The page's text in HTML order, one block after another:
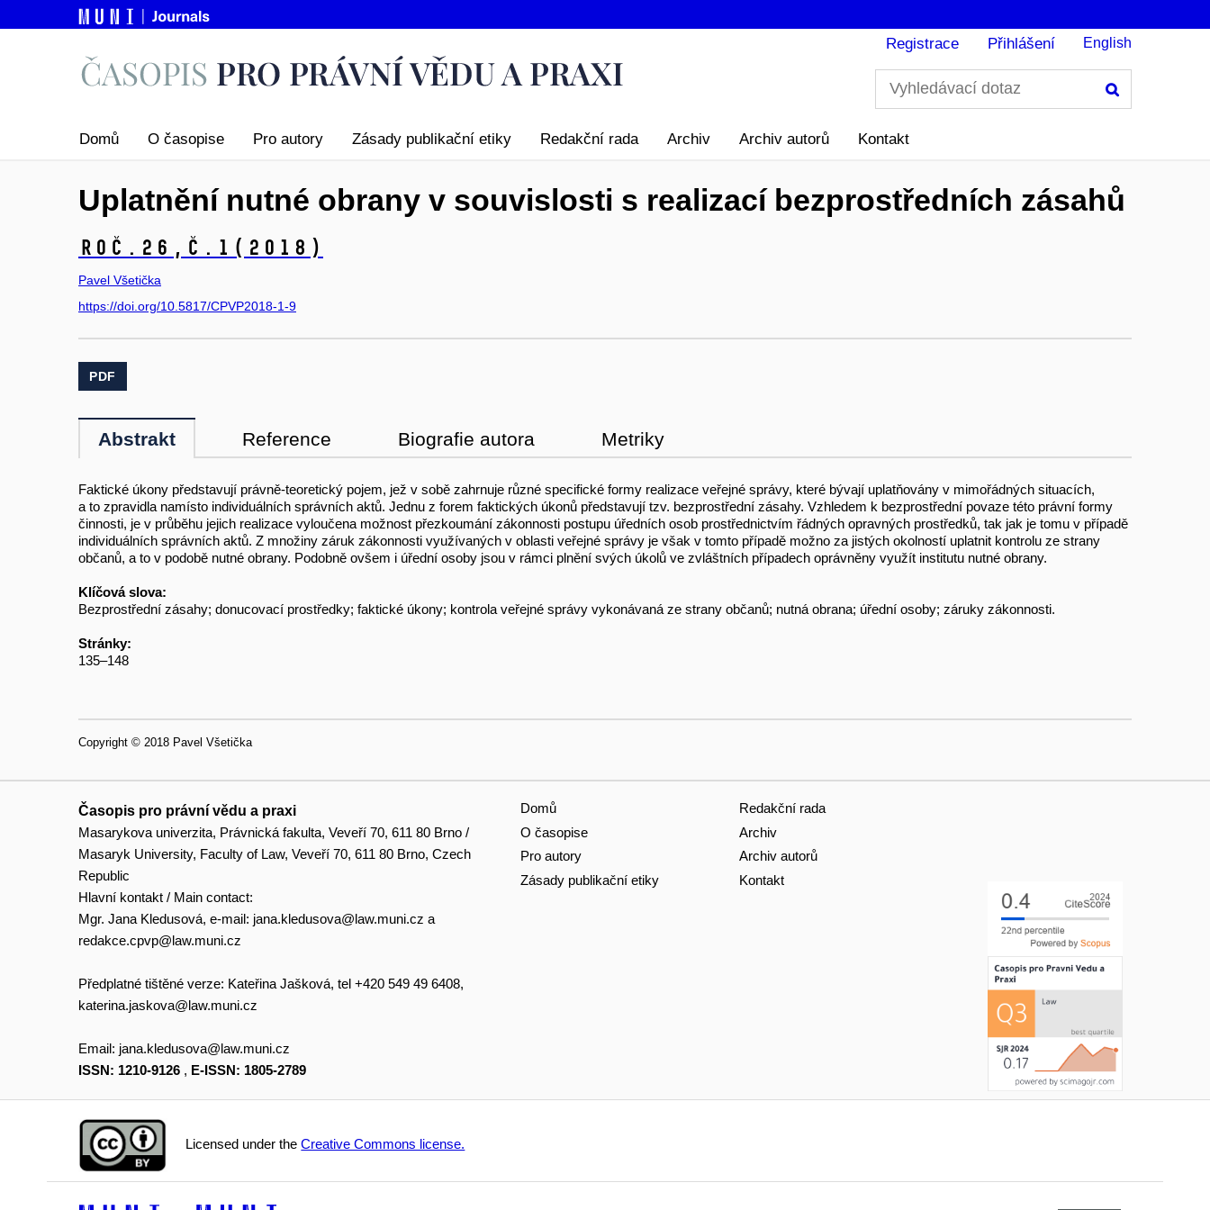
Registrace Přihlášení English
Domů O časopise Pro autory Zásady publikační etiky Redakční rada Archiv Archiv autorů Kontakt
Uplatnění nutné obrany v souvislosti s realizací bezprostředních zásahů
Roč.26, č.1 (2018)
Pavel Všetička
https://doi.org/10.5817/CPVP2018-1-9
PDF
Abstrakt Reference Biografie autora Metriky
Faktické úkony představují právně-teoretický pojem, jež v sobě zahrnuje různé specifické formy realizace veřejné správy, které bývají uplatňovány v mimořádných situacích,
a to zpravidla namísto individuálních správních aktů. Jednu z forem faktických úkonů představují tzv. bezprostřední zásahy. Vzhledem k bezprostřední povaze této právní formy
činnosti, je v průběhu jejich realizace vyloučena možnost přezkoumání zákonnosti postupu úředních osob prostřednictvím řádných opravných prostředků, tak jak je tomu v případě
individuálních správních aktů. Z množiny záruk zákonnosti využívaných v oblasti veřejné správy je však v tomto případě možno za jistých okolností uplatnit kontrolu ze strany
občanů, a to v podobě nutné obrany. Podobně ovšem i úřední osoby jsou v rámci plnění svých úkolů ve zvláštních případech oprávněny využít institutu nutné obrany.
Klíčová slova:
Bezprostřední zásahy; donucovací prostředky; faktické úkony; kontrola veřejné správy vykonávaná ze strany občanů; nutná obrana; úřední osoby; záruky zákonnosti.
Stránky:
135–148
Copyright © 2018 Pavel Všetička
Časopis pro právní vědu a praxi
Masarykova univerzita, Právnická fakulta, Veveří 70, 611 80 Brno /
Masaryk University, Faculty of Law, Veveří 70, 611 80 Brno, Czech
Republic
Hlavní kontakt / Main contact:
Mgr. Jana Kledusová, e-mail: jana.kledusova@law.muni.cz a
redakce.cpvp@law.muni.cz
Předplatné tištěné verze: Kateřina Jašková, tel +420 549 49 6408,
katerina.jaskova@law.muni.cz
Email: jana.kledusova@law.muni.cz
ISSN: 1210-9126 , E-ISSN: 1805-2789
Domů
O časopise
Pro autory
Zásady publikační etiky
Redakční rada
Archiv
Archiv autorů
Kontakt
Licensed under theCreative Commons license.